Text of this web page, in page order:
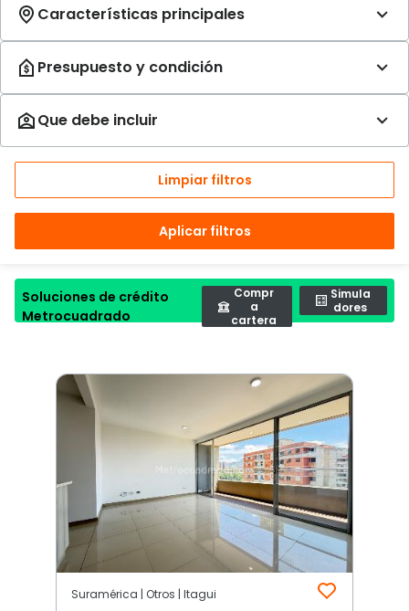
Limpiar filtros
Aplicar filtros
Soluciones de crédito
Metrocuadrado
Compr
a
cartera
Simula
dores
Suramérica | Otros | Itagui